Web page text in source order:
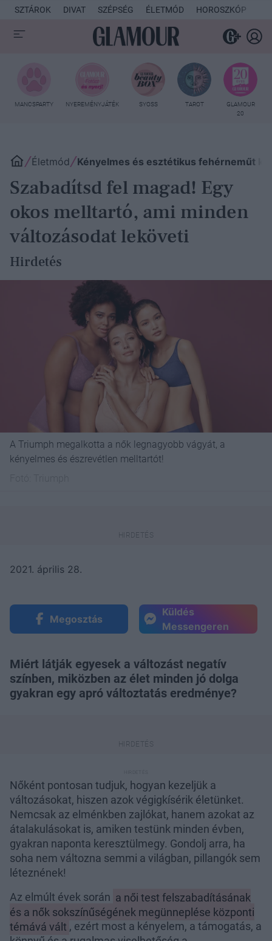
SZTÁROK DIVAT SZÉPSÉG ÉLETMÓD HOROSZKÓP
MANCSPARTY NYEREMÉNYJÁTÉK SYOSS TAROT
GLAMOUR
20
Életmód Kényelmes és esztétikus fehérneműt
Szabadítsd fel magad! Egy
okos melltartó, ami minden
változásodat leköveti
Hirdetés
A Triumph megalkotta a nők legnagyobb vágyát, a
kényelmes és észrevétlen melltartót!
2021. április 28.
Megosztás
Küldés
Messengeren
Miért látják egyesek a változást negatív
színben, miközben az élet minden jó dolga
gyakran egy apró változtatás eredménye?
Nőként pontosan tudjuk, hogyan kezeljük a
változásokat, hiszen azok végigkísérik életünket.
Nemcsak az elménkben zajlókat, hanem azokat az
átalakulásokat is, amiken testünk minden évben,
gyakran naponta keresztülmegy. Gondolj arra, ha
soha nem változna semmi a világban, pillangók sem
léteznének!
Az elmúlt évek során a női test felszabadításának
és a nők sokszínűségének megünneplése központi
témává vált , ezért most a kényelem, a támogatás, a